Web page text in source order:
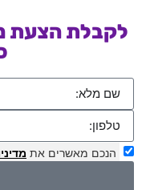
לקבלת הצעת
הנכם מאשרים את